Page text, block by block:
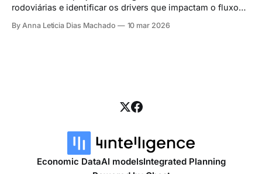
rodoviárias e identificar os drivers que impactam o fluxo
rotas e indicadores econômicos influenciam o
By Anna Leticia Dias Machado 10 mar 2026
Economic DataAI modelsIntegrated Planning